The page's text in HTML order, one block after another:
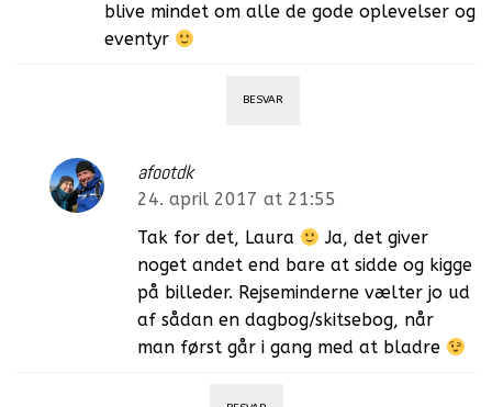
blive mindet om alle de gode oplevelser og
eventyr
BESVAR
afootdk
24. april 2017 at 21:55
Tak for det, Laura
Ja, det giver
noget andet end bare at sidde og kigge
på billeder. Rejseminderne vælter jo ud
af sådan en dagbog/skitsebog, når
man først går i gang med at bladre